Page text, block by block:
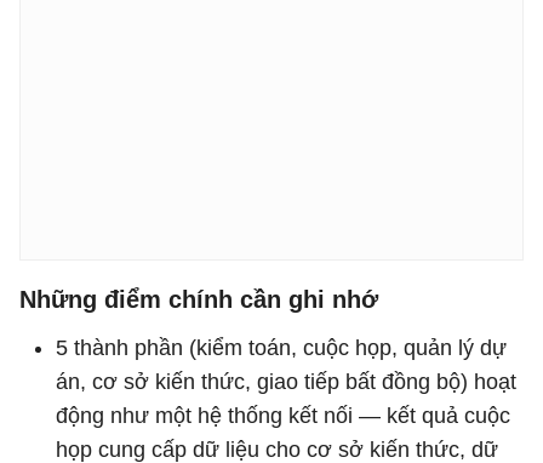
Những điểm chính cần ghi nhớ
5 thành phần (kiểm toán, cuộc họp, quản lý dự
án, cơ sở kiến ​​thức, giao tiếp bất đồng bộ) hoạt
động như một hệ thống kết nối — kết quả cuộc
họp cung cấp dữ liệu cho cơ sở kiến ​​thức, dữ